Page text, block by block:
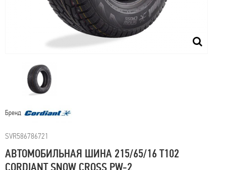
Бренд
SVR586786721
АВТОМОБИЛЬНАЯ ШИНА 215/65/16 T102
CORDIANT SNOW CROSS PW-2